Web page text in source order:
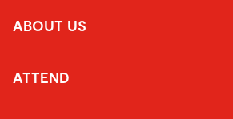
ABOUT US
ATTEND